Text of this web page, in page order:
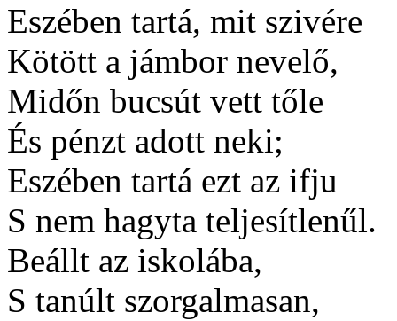
Eszében tartá, mit szivére
Kötött a jámbor nevelő,
Midőn bucsút vett tőle
És pénzt adott neki;
Eszében tartá ezt az ifju
S nem hagyta teljesítlenűl.
Beállt az iskolába,
S tanúlt szorgalmasan,